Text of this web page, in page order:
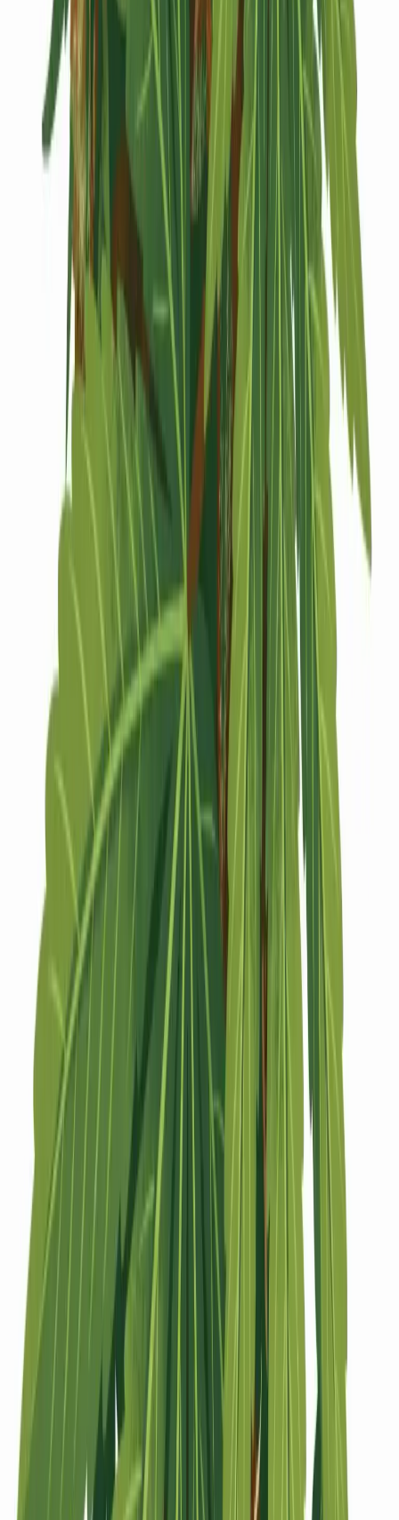
Kapseln
Drinkables
Strains Hybrid Strains
Standorte